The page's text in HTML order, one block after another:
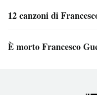
12 canzoni di
È morto Francesco